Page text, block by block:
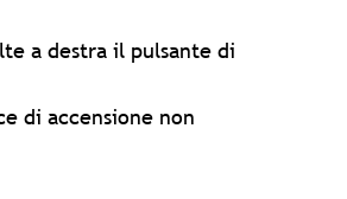
a destra il pulsante di
di accensione non